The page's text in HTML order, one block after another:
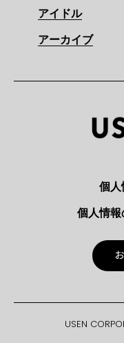
アイドル
アーカイブ
個人
個人情報
USEN